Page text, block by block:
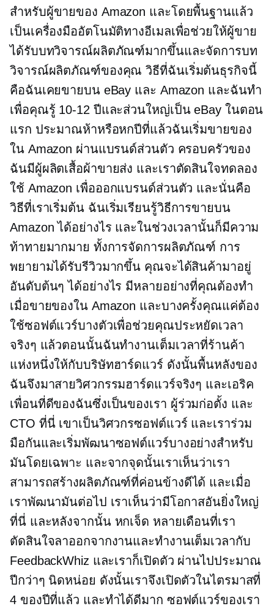
สำหรับผู้ขายของ Amazon และโดยพื้นฐานแล้ว
เป็นเครื่องมืออัตโนมัติทางอีเมลเพื่อช่วยให้ผู้ขาย
ได้รับบทวิจารณ์ผลิตภัณฑ์มากขึ้นและจัดการบท
วิจารณ์ผลิตภัณฑ์ของคุณ วิธีที่ฉันเริ่มต้นธุรกิจนี้
คือฉันเคยขายบน eBay และ Amazon และฉันทำ
เพื่อคุณรู้ 10-12 ปีและส่วนใหญ่เป็น eBay ในตอน
แรก ประมาณห้าหรือหกปีที่แล้วฉันเริ่มขายของ
ใน Amazon ผ่านแบรนด์ส่วนตัว ครอบครัวของ
ฉันมีผู้ผลิตเสื้อผ้าขายส่ง และเราตัดสินใจทดลอง
ใช้ Amazon เพื่อออกแบรนด์ส่วนตัว และนั่นคือ
วิธีที่เราเริ่มต้น ฉันเริ่มเรียนรู้วิธีการขายบน
Amazon ได้อย่างไร และในช่วงเวลานั้นก็มีความ
ท้าทายมากมาย ทั้งการจัดการผลิตภัณฑ์ การ
พยายามได้รับรีวิวมากขึ้น คุณจะได้สินค้ามาอยู่
อันดับต้นๆ ได้อย่างไร มีหลายอย่างที่คุณต้องทำ
เมื่อขายของใน Amazon และบางครั้งคุณแค่ต้อง
ใช้ซอฟต์แวร์บางตัวเพื่อช่วยคุณประหยัดเวลา
จริงๆ แล้วตอนนั้นฉันทำงานเต็มเวลาที่ร้านค้า
แห่งหนึ่งให้กับบริษัทฮาร์ดแวร์ ดังนั้นพื้นหลังของ
ฉันจึงมาสายวิศวกรรมฮาร์ดแวร์จริงๆ และเอริค
เพื่อนที่ดีของฉันซึ่งเป็นของเรา ผู้ร่วมก่อตั้ง และ
CTO ที่นี่ เขาเป็นวิศวกรซอฟต์แวร์ และเราร่วม
มือกันและเริ่มพัฒนาซอฟต์แวร์บางอย่างสำหรับ
มันโดยเฉพาะ และจากจุดนั้นเราเห็นว่าเรา
สามารถสร้างผลิตภัณฑ์ที่ค่อนข้างดีได้ และเมื่อ
เราพัฒนามันต่อไป เราเห็นว่ามีโอกาสอันยิ่งใหญ่
ที่นี่ และหลังจากนั้น หกเจ็ด หลายเดือนที่เรา
ตัดสินใจลาออกจากงานและทำงานเต็มเวลากับ
FeedbackWhiz และเราก็เปิดตัว ผ่านไปประมาณ
ปีกว่าๆ นิดหน่อย ดังนั้นเราจึงเปิดตัวในไตรมาสที่
4 ของปีที่แล้ว และทำได้ดีมาก ซอฟต์แวร์ของเรา